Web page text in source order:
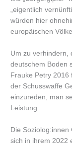
„eigentlich
würden hier
europäischen
Um zu verhindern,
deutschem Boden
Frauke Petry 2016
der Schusswaffe
einzureden, man
Leistung.
Die
sich in ihrem 2022